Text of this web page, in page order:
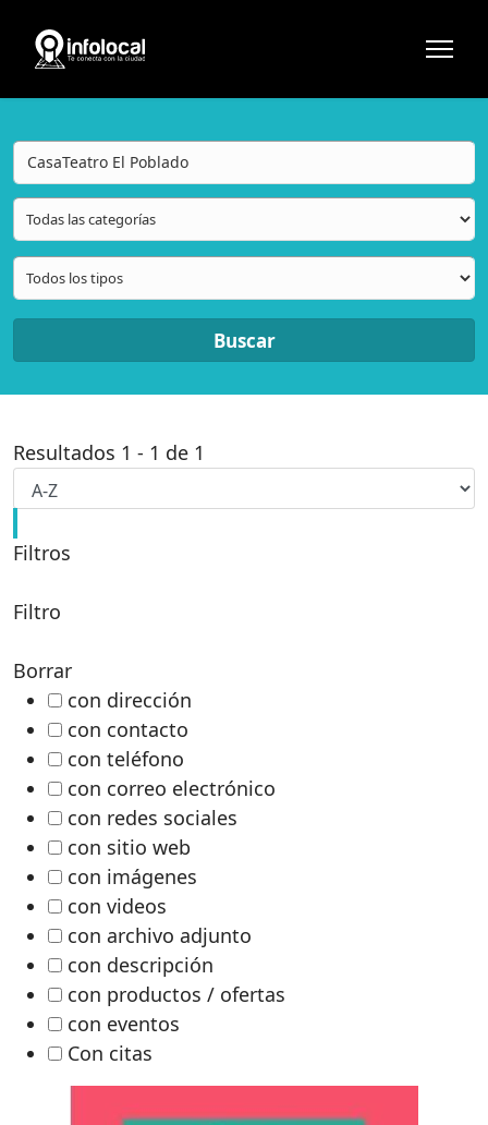
Buscar
Resultados 1 - 1 de 1
Filtros
Filtro
Borrar
con dirección
con contacto
con teléfono
con correo electrónico
con redes sociales
con sitio web
con imágenes
con videos
con archivo adjunto
con descripción
con productos / ofertas
con eventos
Con citas